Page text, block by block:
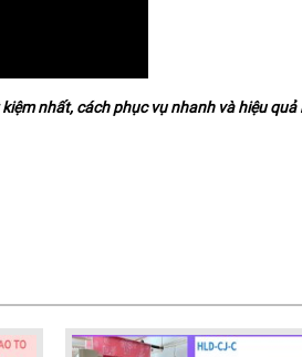
nhất, cách phục vụ nhanh và hiệu